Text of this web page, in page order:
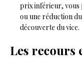
prix inférieur, vous
ou une réduction
découverte du vice.
Les recours